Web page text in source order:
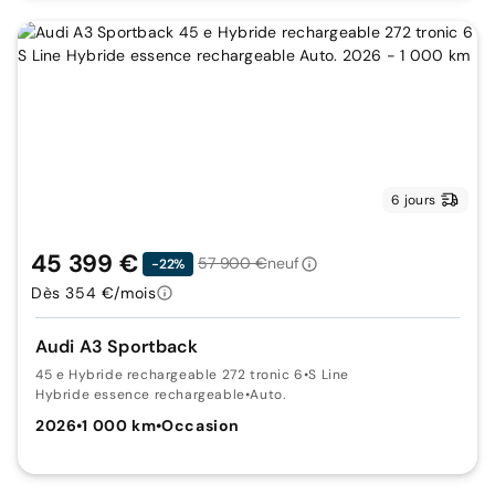
6 jours
Audi A3 Sportback
45 e Hybride rechargeable 272 tronic 6•S Line
Hybride essence rechargeable•Auto.
2026•1 000 km•Occasion
45 399 € -22% 57 900 €neuf
Dès 354 €/mois